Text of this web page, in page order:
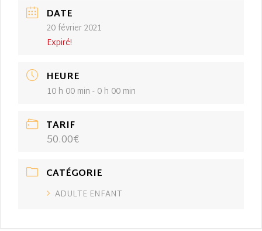
DATE
20 février 2021
Expiré!
HEURE
10 h 00 min - 0 h 00 min
TARIF
50.00€
CATÉGORIE
ADULTE ENFANT